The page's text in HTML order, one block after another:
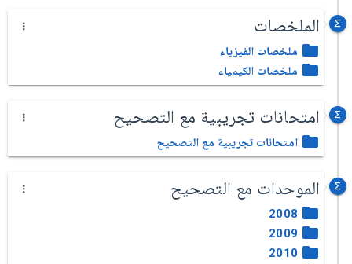
الملخصات
ملخصات الفيزياء
ملخصات الكيمياء
امتحانات تجريبية مع التصحيح
امتحانات تجريبية مع التصحيح
الموحدات مع التصحيح
2008
2009
2010